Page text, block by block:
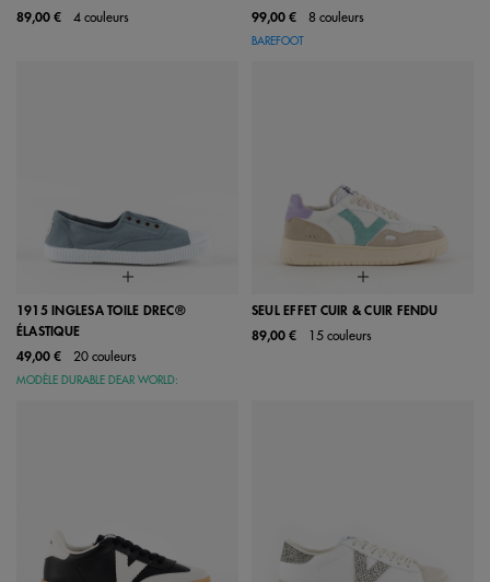
89,00 €
4 couleurs
99,00 €
8 couleurs
BAREFOOT
1915 INGLESA TOILE DREC®
ÉLASTIQUE
49,00 €
20 couleurs
MODÈLE DURABLE DEAR WORLD:
SEUL EFFET CUIR & CUIR FENDU
89,00 €
15 couleurs